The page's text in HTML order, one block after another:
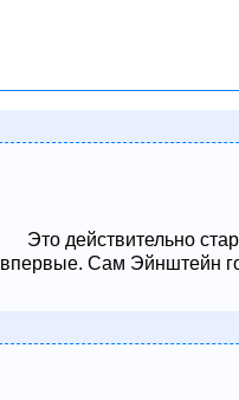
Это действительно
впервые. Сам Эйнштейн